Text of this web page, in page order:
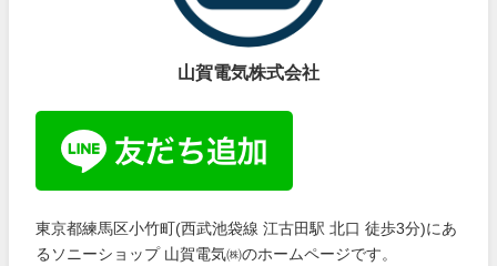
山賀電気株式会社
東京都練馬区小竹町(西武池袋線 江古田駅 北口 徒歩3分)にあ
るソニーショップ 山賀電気㈱のホームページです。